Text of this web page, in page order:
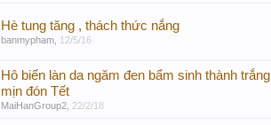
Hè tung tăng , thách thức nắng
banmypham 12/5/16
Hô biến làn da ngăm đen bẩm sinh thành trắng
mịn đón Tết
MaiHanGroup2 22/2/18